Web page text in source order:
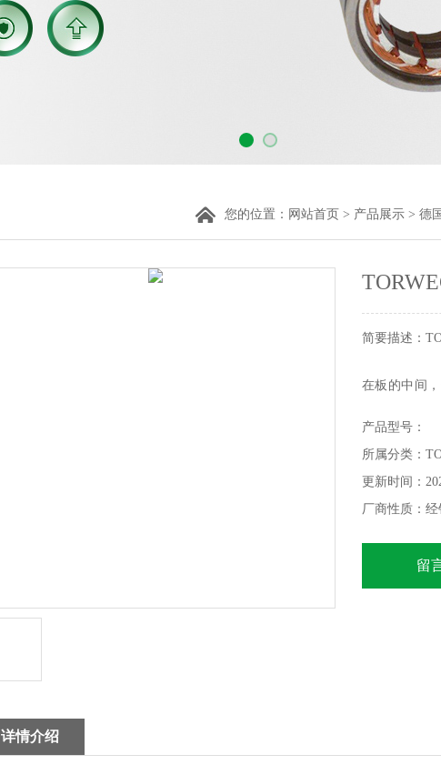
您的位置： 网站首页 > 产品展示 > 德
简要描述：
在板的中间
圈上的板（
插入M8螺钉
产品型号：
所属分类：
更新时间：
厂商性质：经
留
详情介绍